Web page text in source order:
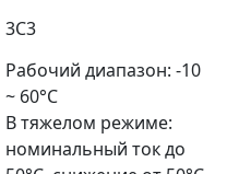
3C3
Рабочий диапазон: -10
~ 60°C
В тяжелом режиме:
номинальный ток до